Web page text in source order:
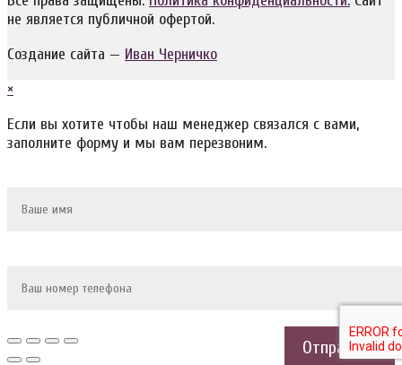
не является публичной офертой.
Создание сайта — Иван Черничко
×
Если вы хотите чтобы наш менеджер связался с вами,
заполните форму и мы вам перезвоним.